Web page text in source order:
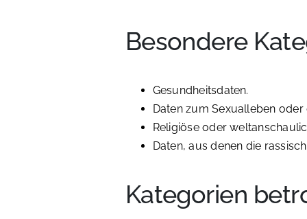
Besondere
Gesundheitsdaten.
Daten zum Sexualleben
Religiöse oder
Daten, aus denen die
Kategorien